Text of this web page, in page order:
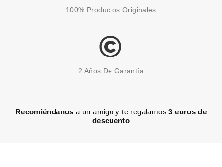
UBU
100% Productos Originales
2 Años De Garantía
Recomiéndanos a un amigo y te regalamos3 euros de
descuento